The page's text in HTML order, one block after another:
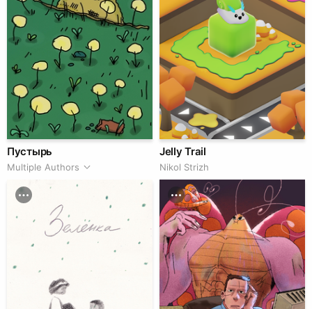
Пустырь
Multiple Authors
Jelly Trail
Nikol Strizh